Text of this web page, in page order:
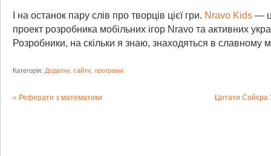
І на останок пару слів про творців цієї гри. Nravo Kids —
проект розробника мобільних ігор Nravo та активних
Розробники, на скільки я знаю, знаходяться в славному
Категорія: Додатки, сайти, програми
Реферати з математики Цитати Сойєра